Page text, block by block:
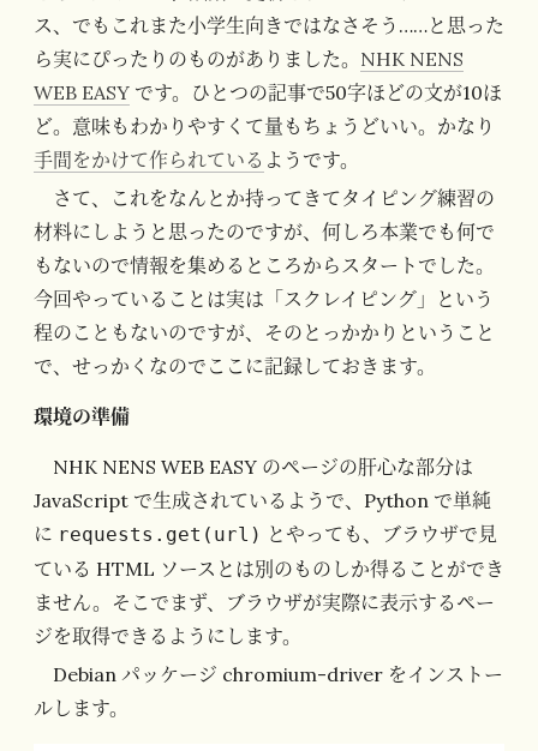
ス、でもこれまた小学生向きではなさそう……と思った
ら実にぴったりのものがありました。 NHK NENS
WEB EASY です。ひとつの記事で50字ほどの文が10ほ
ど。意味もわかりやすくて量もちょうどいい。かなり
手間をかけて作られている ようです。
さて、これをなんとか持ってきてタイピング練習の
材料にしようと思ったのですが、何しろ本業でも何で
もないので情報を集めるところからスタートでした。
今回やっていることは実は「スクレイピング」という
程のこともないのですが、そのとっかかりということ
で、せっかくなのでここに記録しておきます。
環境の準備
NHK NENS WEB EASY のページの肝心な部分は
JavaScript で生成されているようで、Python で単純
に requests.get(url) とやっても、ブラウザで見
ている HTML ソースとは別のものしか得ることができ
ません。そこでまず、ブラウザが実際に表示するペー
ジを取得できるようにします。
Debian パッケージ chromium-driver をインストー
ルします。